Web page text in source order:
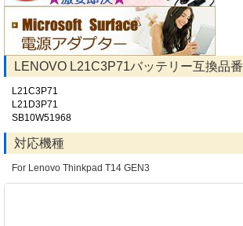
LENOVO L21C3P71バッテリー互換品番
L21C3P71
L21D3P71
SB10W51968
対応機種
For Lenovo Thinkpad T14 GEN3